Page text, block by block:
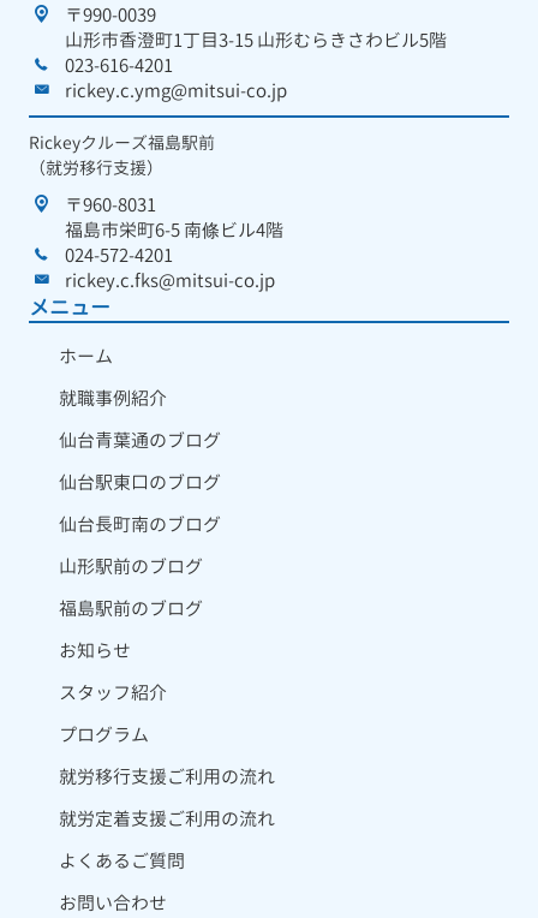
〒990-0039
山形市香澄町1丁目3-15 山形むらきさわビル5階
023-616-4201
rickey.c.ymg@mitsui-co.jp
Rickeyクルーズ福島駅前
（就労移行支援）
〒960-8031
福島市栄町6-5 南條ビル4階
024-572-4201
rickey.c.fks@mitsui-co.jp
メニュー
ホーム
就職事例紹介
仙台青葉通のブログ
仙台駅東口のブログ
仙台長町南のブログ
山形駅前のブログ
福島駅前のブログ
お知らせ
スタッフ紹介
プログラム
就労移行支援ご利用の流れ
就労定着支援ご利用の流れ
よくあるご質問
お問い合わせ